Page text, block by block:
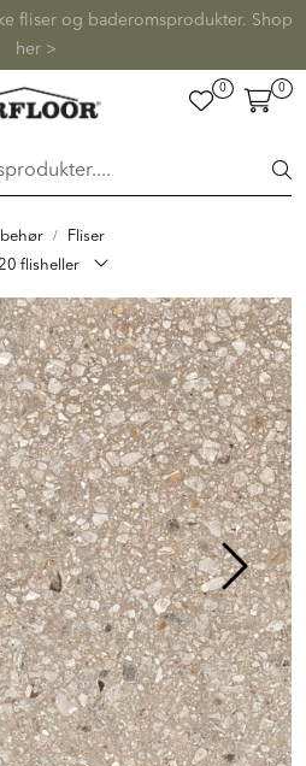
fliser og baderomsprodukter. Shop
her >
0 0
Fliser
flisheller